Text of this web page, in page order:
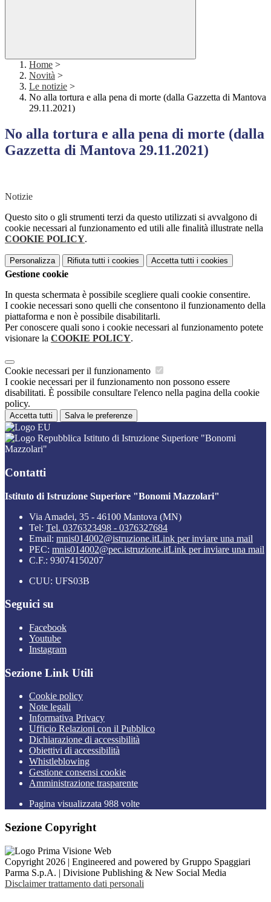
Home >
Novità >
Le notizie >
No alla tortura e alla pena di morte (dalla Gazzetta di Mantova
29.11.2021)
No alla tortura e alla pena di morte (dalla
Gazzetta di Mantova 29.11.2021)
Notizie
Questo sito o gli strumenti terzi da questo utilizzati si avvalgono di
cookie necessari al funzionamento ed utili alle finalità illustrate nella
COOKIE POLICY.
Personalizza Rifiuta tutti i cookies Accetta tutti i cookies
Gestione cookie
In questa schermata è possibile scegliere quali cookie consentire.
I cookie necessari sono quelli che consentono il funzionamento della
piattaforma e non è possibile disabilitarli.
Per conoscere quali sono i cookie necessari al funzionamento potete
visionare la COOKIE POLICY.
Cookie necessari per il funzionamento
I cookie necessari per il funzionamento non possono essere
disabilitati. È possibile consultare l'elenco nella pagina della cookie
policy.
Accetta tutti Salva le preferenze
Istituto di Istruzione Superiore "Bonomi
Mazzolari"
Contatti
Istituto di Istruzione Superiore "Bonomi Mazzolari"
Via Amadei, 35 - 46100 Mantova (MN)
Tel: Tel. 0376323498 - 0376327684
Email: mnis014002@istruzione.itLink per inviare una mail
PEC: mnis014002@pec.istruzione.itLink per inviare una mail
C.F.: 93074150207
CUU: UFS03B
Seguici su
Facebook
Youtube
Instagram
Sezione Link Utili
Cookie policy
Note legali
Informativa Privacy
Ufficio Relazioni con il Pubblico
Dichiarazione di accessibilità
Obiettivi di accessibilità
Whistleblowing
Gestione consensi cookie
Amministrazione trasparente
Pagina visualizzata 988 volte
Sezione Copyright
Copyright 2026 | Engineered and powered by Gruppo Spaggiari
Parma S.p.A. | Divisione Publishing & New Social Media
Disclaimer trattamento dati personali